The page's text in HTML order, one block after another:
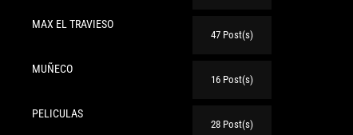
MAX EL TRAVIESO
47 Post(s)
MUÑECO
16 Post(s)
PELICULAS
28 Post(s)